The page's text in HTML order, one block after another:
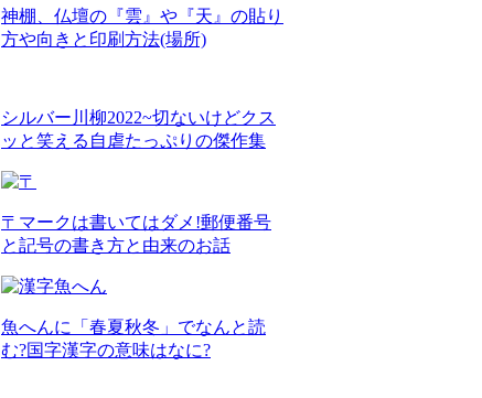
神棚、仏壇の『雲』や『天』の貼り
方や向きと印刷方法(場所)
シルバー川柳2022~切ないけどクス
ッと笑える自虐たっぷりの傑作集
〒マークは書いてはダメ!郵便番号
と記号の書き方と由来のお話
魚へんに「春夏秋冬」でなんと読
む?国字漢字の意味はなに?